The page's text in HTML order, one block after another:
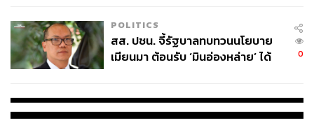
POLITICS
สส. ปชน. จี้รัฐบาลทบทวนนโยบาย
เมียนมา ต้อนรับ ‘มินอ่องหล่าย’ ได้
0